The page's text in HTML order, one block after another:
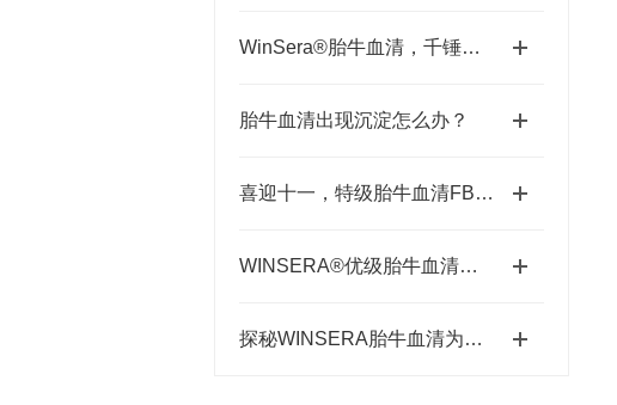
WinSera®胎牛血清，千锤百炼，助力科研，十一放价
胎牛血清出现沉淀怎么办？
喜迎十一，特级胎牛血清FBS500-WP-002|买十送一
WINSERA®优级胎牛血清试用报告
探秘WINSERA胎牛血清为什么会出现沉淀？